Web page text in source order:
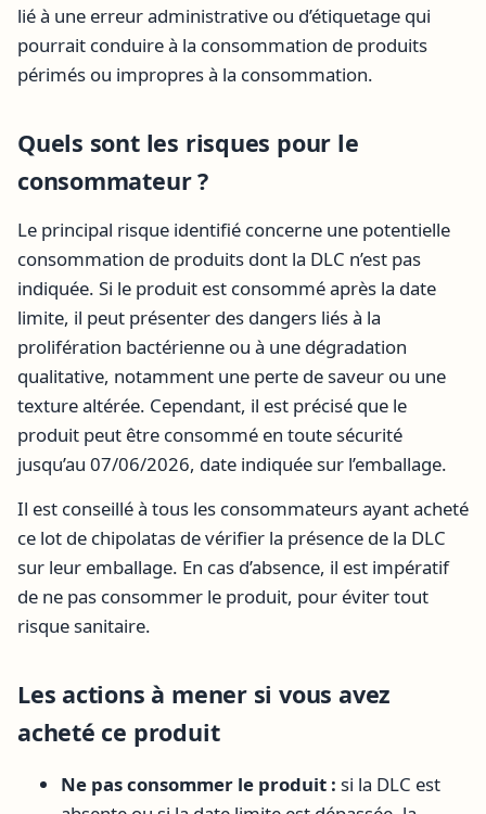
lié à une erreur administrative ou d’étiquetage qui
pourrait conduire à la consommation de produits
périmés ou impropres à la consommation.
Quels sont les risques pour le
consommateur ?
Le principal risque identifié concerne une potentielle
consommation de produits dont la DLC n’est pas
indiquée. Si le produit est consommé après la date
limite, il peut présenter des dangers liés à la
prolifération bactérienne ou à une dégradation
qualitative, notamment une perte de saveur ou une
texture altérée. Cependant, il est précisé que le
produit peut être consommé en toute sécurité
jusqu’au 07/06/2026, date indiquée sur l’emballage.
Il est conseillé à tous les consommateurs ayant acheté
ce lot de chipolatas de vérifier la présence de la DLC
sur leur emballage. En cas d’absence, il est impératif
de ne pas consommer le produit, pour éviter tout
risque sanitaire.
Les actions à mener si vous avez
acheté ce produit
Ne pas consommer le produit : si la DLC est